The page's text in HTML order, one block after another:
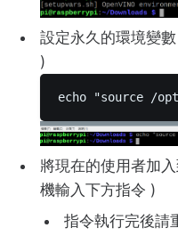
設定永久的環境變
)
echo "source /
將現在的使用者加
機輸入下方指令 )
指令執行完後請